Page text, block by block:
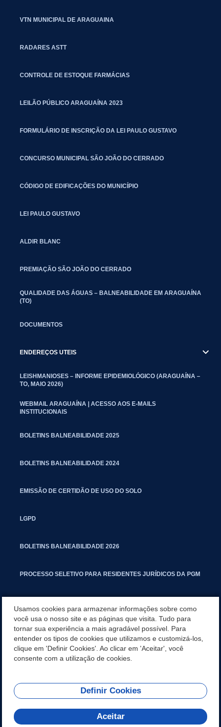
VTN MUNICIPAL DE ARAGUAINA
RADARES ASTT
CONTROLE DE ESTOQUE FARMÁCIAS
LEILÃO PÚBLICO ARAGUAÍNA 2023
FORMULÁRIO DE INSCRIÇÃO DA LEI PAULO GUSTAVO
CONCURSO MUNICIPAL SÃO JOÃO DO CERRADO
CÓDIGO DE EDIFICAÇÕES DO MUNICÍPIO
LEI PAULO GUSTAVO
ALDIR BLANC
PREMIAÇÃO SÃO JOÃO DO CERRADO
QUALIDADE DAS ÁGUAS – BALNEABILIDADE EM ARAGUAÍNA
(TO)
DOCUMENTOS
ENDEREÇOS UTEIS
LEISHMANIOSES – INFORME EPIDEMIOLÓGICO (ARAGUAÍNA –
TO, MAIO 2026)
WEBMAIL ARAGUAÍNA | ACESSO AOS E-MAILS
INSTITUCIONAIS
BOLETINS BALNEABILIDADE 2025
BOLETINS BALNEABILIDADE 2024
EMISSÃO DE CERTIDÃO DE USO DO SOLO
LGPD
BOLETINS BALNEABILIDADE 2026
PROCESSO SELETIVO PARA RESIDENTES JURÍDICOS DA PGM
MANUAL DE PROCEDIMENTOS IMOBILIÁRIOS SEINFRA
TURMINHA DO LAGO
REDES SOCIAIS
Usamos cookies para armazenar informações sobre como
você usa o nosso site e as páginas que visita. Tudo para
tornar sua experiência a mais agradável possível. Para
entender os tipos de cookies que utilizamos e customizá-los,
clique em 'Definir Cookies'. Ao clicar em 'Aceitar', você
consente com a utilização de cookies.
Definir Cookies
Aceitar